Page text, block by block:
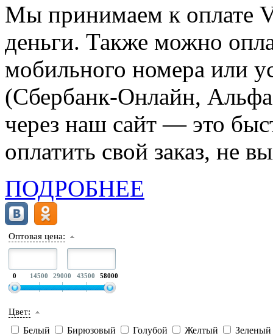
Мы принимаем к оплате
деньги. Также можно
мобильного номера или
(Сбербанк-Онлайн,
через наш сайт — это
оплатить свой заказ, не
ПОДРОБНЕЕ
Оптовая цена:
0 14500 29000 43500 58000
Цвет:
Белый Бирюзовый Голубой Желтый
Зеленый